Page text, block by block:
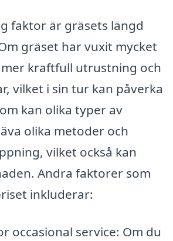
faktor är gräsets längd
gräset har vuxit mycket
kraftfull utrustning och
vilket i sin tur kan påverka
kan olika typer av
olika metoder och
vilket också kan
Andra faktorer som
inkluderar:
occasional service: Om du